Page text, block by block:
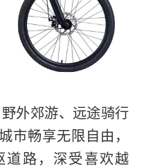
外郊游、远途骑行
市畅享无限自由，
路，深受喜欢越